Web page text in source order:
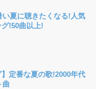
い夏に聴きたくなる!人気
!50曲以上!
】定番な夏の歌!2000年代
曲